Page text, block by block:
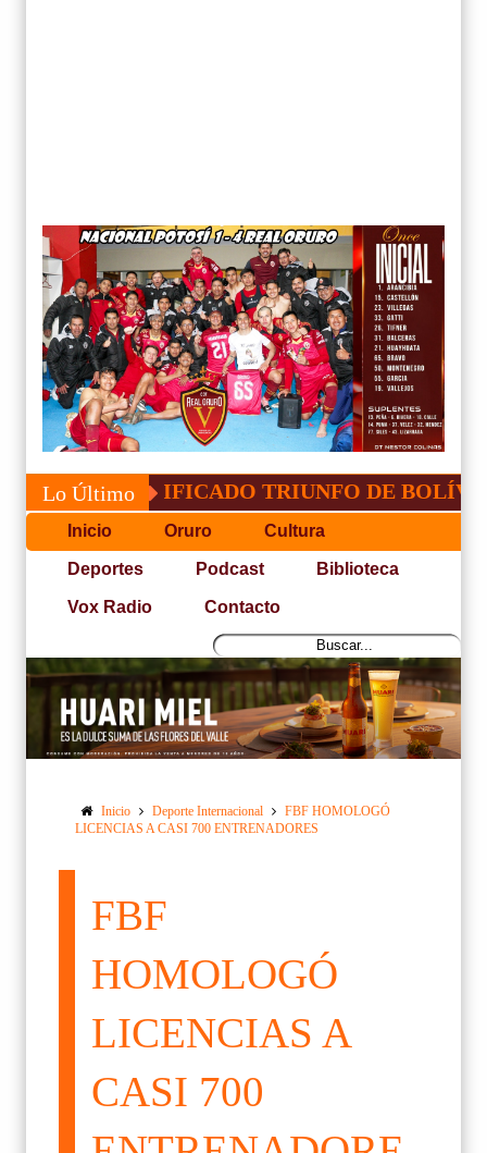
Lo Último
SACRIFICADO TRIUNFO DE BOLÍVAR ANTE
Inicio Oruro Cultura
Deportes Podcast Biblioteca
Vox Radio Contacto
Inicio Deporte Internacional
FBF HOMOLOGÓ
LICENCIAS A CASI 700 ENTRENADORES
FBF
HOMOLOGÓ
LICENCIAS A
CASI 700